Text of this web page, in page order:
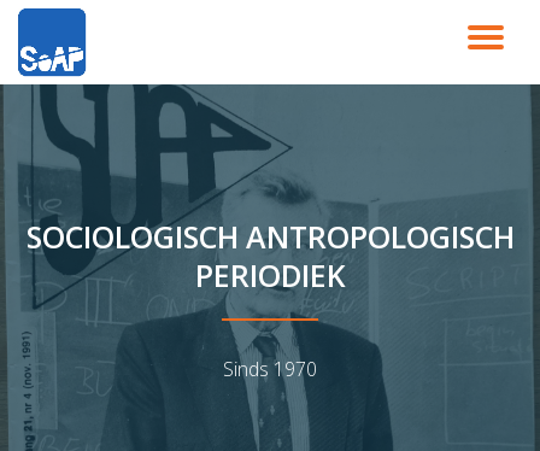
direct
SOCIOLOGISCH ANTROPOLOGISCH
PERIODIEK
Sinds 1970